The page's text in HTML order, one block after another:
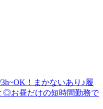
！まかないあり♪履
◎お昼だけの短時間勤務で